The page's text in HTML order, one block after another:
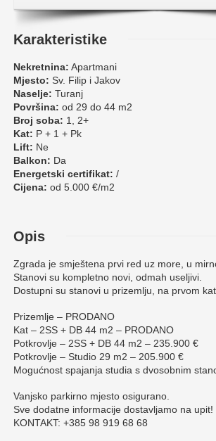
Karakteristike
Nekretnina: Apartmani
Mjesto: Sv. Filip i Jakov
Naselje: Turanj
Površina: od 29 do 44 m2
Broj soba: 1, 2+
Kat: P + 1 + Pk
Lift: Ne
Balkon: Da
Energetski certifikat: /
Cijena: od 5.000 €/m2
Opis
Zgrada je smještena prvi red uz more, u
Stanovi su kompletno novi, odmah useljivi.
Dostupni su stanovi u prizemlju, na prvom
Prizemlje – PRODANO
Kat – 2SS + DB 44 m2 – PRODANO
Potkrovlje – 2SS + DB 44 m2 – 235.900 €
Potkrovlje – Studio 29 m2 – 205.900 €
Mogućnost spajanja studia s dvosobnim
Vanjsko parkirno mjesto osigurano.
Sve dodatne informacije dostavljamo na upit!
KONTAKT: +385 98 919 68 68